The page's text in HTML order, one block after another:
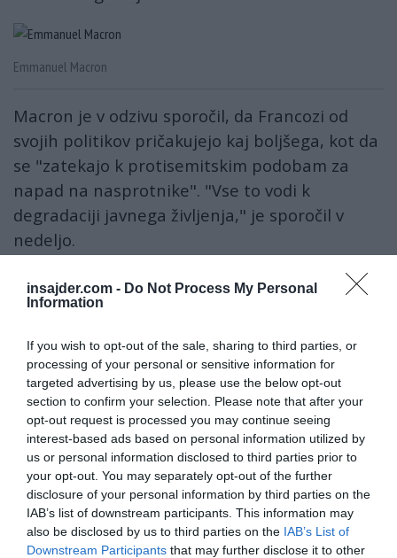
insajder.com - Do Not Process My Personal
Information
If you wish to opt-out of the sale, sharing to third parties, or
processing of your personal or sensitive information for
targeted advertising by us, please use the below opt-out
section to confirm your selection. Please note that after your
opt-out request is processed you may continue seeing
interest-based ads based on personal information utilized by
us or personal information disclosed to third parties prior to
your opt-out. You may separately opt-out of the further
disclosure of your personal information by third parties on the
IAB’s list of downstream participants. This information may
also be disclosed by us to third parties on the IAB’s List of
Downstream Participants that may further disclose it to other
Emmanuel Macron
Macron je v odzivu sporočil, da Francozi od
svojih politikov pričakujejo kaj boljšega, kot da
se "zatekajo k protisemitskim podobam za
napad na nasprotnike". "Vse to vodi k
degradaciji javnega življenja," je sporočil v
nedeljo.
Neodvisni sredinski kandidat sicer v anketah
zadnje tedne močno pridobiva na podpori,
zapletel Fillon. Glede na eno od anket,
objavljeno minuli četrtek, naj bi Macron celo
slavil že v prvem krogu, pred voditeljico
skrajne desnice Marine Le Pen.
Šest tednov pred prvim krogom volitev se
medtem Fillon še vedno otepa obtožb, da je
svoji soprogi iz javnih sredstev plačeval za
delo, ki naj ga sploh ne bi opravljala.